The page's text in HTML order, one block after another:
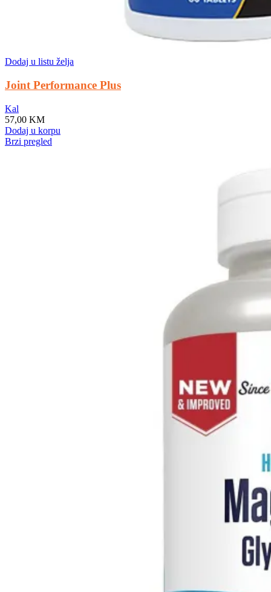
Dodaj u listu želja
Joint Performance Plus
Kal
57,00 KM
Dodaj u korpu
Brzi pregled